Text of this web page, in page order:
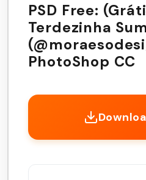
PSD Free:
Terdezinha
PhotoShop CC